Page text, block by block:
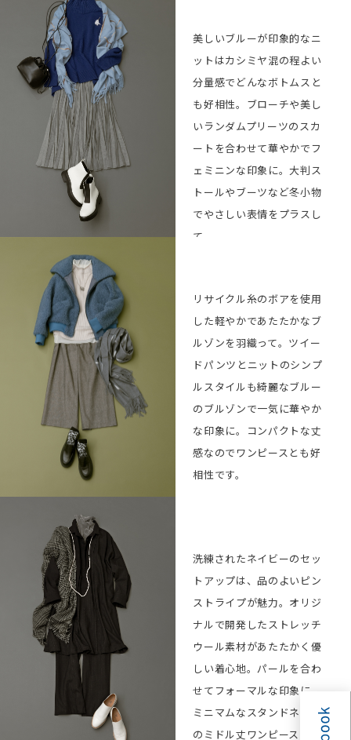
¥68,200
Blouse ¥39,600 BUY
Pants ¥33,000 BUY
Necklace
¥15,400
BUY
Bag ¥39,600 BUY
Shoes ¥39,600 BUY
美しいブルーが印象的なニ
ットはカシミヤ混の程よい
分量感でどんなボトムスと
も好相性。ブローチや美し
いランダムプリーツのスカ
ートを合わせて華やかでフ
ェミニンな印象に。大判ス
トールやブーツなど冬小物
でやさしい表情をプラスし
て。
Skirt ¥46,200 BUY
Boots ¥41,800 BUY
リサイクル糸のボアを使用
した軽やかであたたかなブ
ルゾンを羽織って。ツイー
ドパンツとニットのシンプ
ルスタイルも綺麗なブルー
のブルゾンで一気に華やか
な印象に。コンパクトな丈
感なのでワンピースとも好
相性です。
Cut&sewn
¥17,600
Pants ¥35,200 BUY
Necklace
¥13,200
BUY
Stole ¥17,600 BUY
Socks ¥3,080 BUY
Shoes (CORSO
ROMA,9×L’EQUIP
BUY
洗練されたネイビーのセッ
トアップは、品のよいピン
ストライプが魅力。オリジ
ナルで開発したストレッチ
ウール素材があたたかく優
しい着心地。パールを合わ
せてフォーマルな印象に。
ミニマムなスタンドネック
のミドル丈ワンピースは一